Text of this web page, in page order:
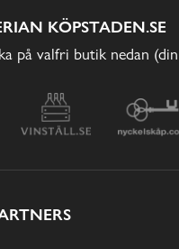
KÖPSTADEN.SE
på valfri butik nedan